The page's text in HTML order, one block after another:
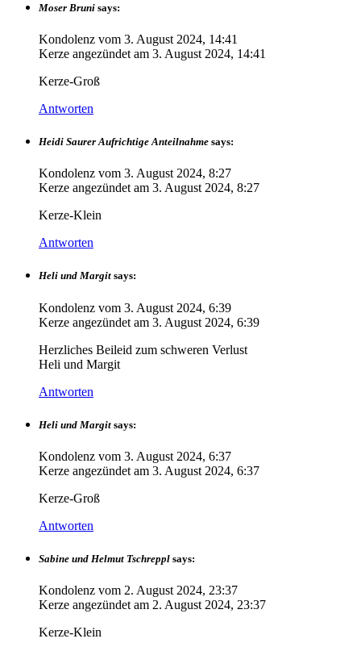
Moser Bruni says:
Kondolenz vom 3. August 2024, 14:41
Kerze angezündet am 3. August 2024, 14:41
Kerze-Groß
Antworten
Heidi Saurer Aufrichtige Anteilnahme says:
Kondolenz vom 3. August 2024, 8:27
Kerze angezündet am 3. August 2024, 8:27
Kerze-Klein
Antworten
Heli und Margit says:
Kondolenz vom 3. August 2024, 6:39
Kerze angezündet am 3. August 2024, 6:39
Herzliches Beileid zum schweren Verlust
Heli und Margit
Antworten
Heli und Margit says:
Kondolenz vom 3. August 2024, 6:37
Kerze angezündet am 3. August 2024, 6:37
Kerze-Groß
Antworten
Sabine und Helmut Tschreppl says:
Kondolenz vom 2. August 2024, 23:37
Kerze angezündet am 2. August 2024, 23:37
Kerze-Klein